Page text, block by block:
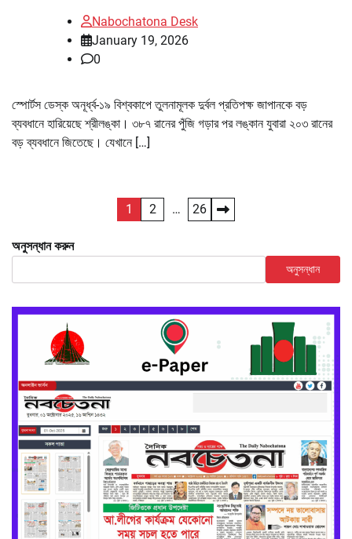
Nabochatona Desk
January 19, 2026
0
স্পোর্টস ডেস্ক অনূর্ধ্ব-১৯ বিশ্বকাপে তুলনামূলক দুর্বল প্রতিপক্ষ জাপানকে বড়
ব্যবধানে হারিয়েছে শ্রীলঙ্কা। ৩৮৭ রানের পুঁজি গড়ার পর লঙ্কান যুবারা ২০৩ রানের
বড় ব্যবধানে জিতেছে। যেখানে […]
pagination
1 2 … 26
অনুসন্ধান করুন
অনুসন্ধান